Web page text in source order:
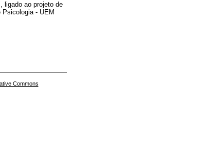
ligado ao projeto de
- UEM
Commons